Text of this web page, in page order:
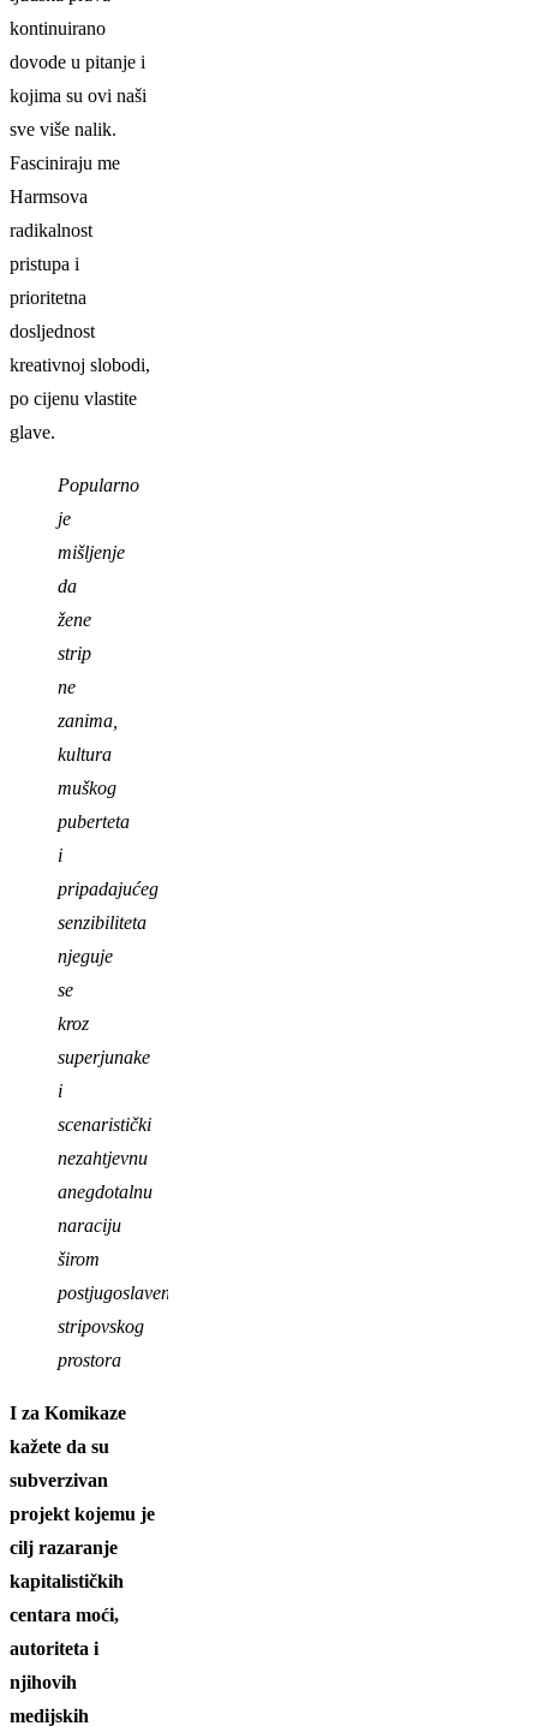
kontinuirano
dovode u pitanje i
kojima su ovi naši
sve više nalik.
Fasciniraju me
Harmsova
radikalnost
pristupa i
prioritetna
dosljednost
kreativnoj slobodi,
po cijenu vlastite
glave.
Popularno
je
mišljenje
da
žene
strip
ne
zanima,
kultura
muškog
puberteta
i
pripadajućeg
senzibiliteta
njeguje
se
kroz
superjunake
i
scenaristički
nezahtjevnu
anegdotalnu
naraciju
širom
postjugoslavenskoga
stripovskog
prostora
I za Komikaze
kažete da su
subverzivan
projekt kojemu je
cilj razaranje
kapitalističkih
centara moći,
autoriteta i
njihovih
medijskih